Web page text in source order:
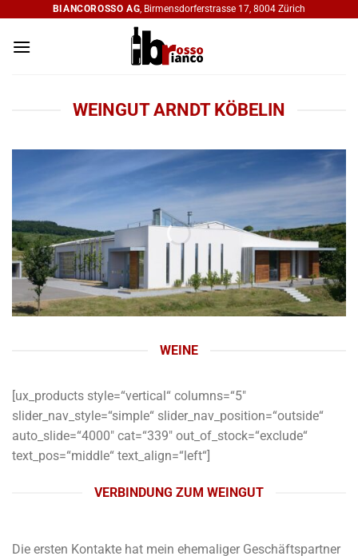
springen
BIANCOROSSO AG, Birmensdorferstrasse 17, 8004 Zürich
WEINGUT ARNDT KÖBELIN
WEINE
[ux_products style=“vertical“ columns=“5″
slider_nav_style=“simple“ slider_nav_position=“outside“
auto_slide=“4000″ cat=“339″ out_of_stock=“exclude“
text_pos=“middle“ text_align=“left“]
VERBINDUNG ZUM WEINGUT
Die ersten Kontakte hat mein ehemaliger Geschäftspartner